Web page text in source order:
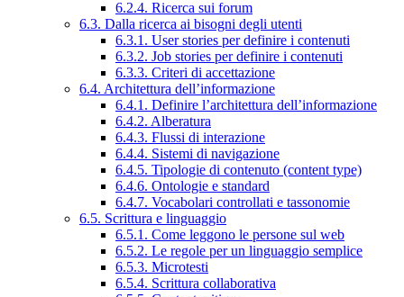
6.2.4. Ricerca sui forum
6.3. Dalla ricerca ai bisogni degli utenti
6.3.1. User stories per definire i contenuti
6.3.2. Job stories per definire i contenuti
6.3.3. Criteri di accettazione
6.4. Architettura dell’informazione
6.4.1. Definire l’architettura dell’informazione
6.4.2. Alberatura
6.4.3. Flussi di interazione
6.4.4. Sistemi di navigazione
6.4.5. Tipologie di contenuto (content type)
6.4.6. Ontologie e standard
6.4.7. Vocabolari controllati e tassonomie
6.5. Scrittura e linguaggio
6.5.1. Come leggono le persone sul web
6.5.2. Le regole per un linguaggio semplice
6.5.3. Microtesti
6.5.4. Scrittura collaborativa